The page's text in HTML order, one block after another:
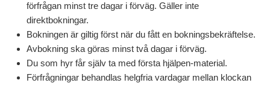
förfrågan minst tre dagar i förväg. Gäller inte
direktbokningar.
Bokningen är giltig först när du fått en bokningsbekräftelse.
Avbokning ska göras minst två dagar i förväg.
Du som hyr får själv ta med första hjälpen-material.
Förfrågningar behandlas helgfria vardagar mellan klockan